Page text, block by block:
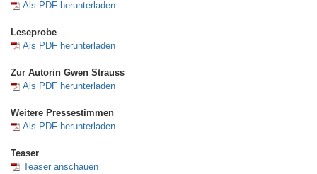
Als PDF herunterladen
Leseprobe
Als PDF herunterladen
Zur Autorin Gwen Strauss
Als PDF herunterladen
Weitere Pressestimmen
Als PDF herunterladen
Teaser
Teaser anschauen